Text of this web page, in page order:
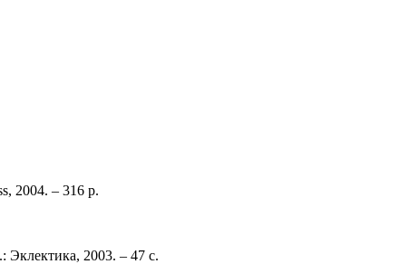
2004. – 316 p.
2003. – 47 с.